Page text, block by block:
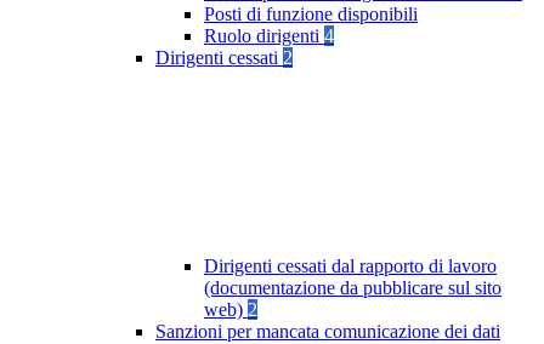
Posti di funzione disponibili
Ruolo dirigenti 4
Dirigenti cessati 2
Dirigenti cessati dal rapporto di lavoro
(documentazione da pubblicare sul sito
web) 2
Sanzioni per mancata comunicazione dei dati